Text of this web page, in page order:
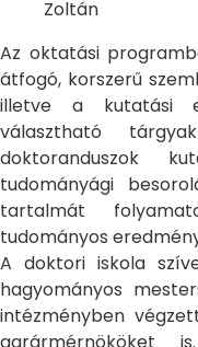
Zoltán
Az oktatási
átfogó, korszerű
illetve a kutatási
választható
doktoranduszok
tudományági
tartalmát
tudományos
A doktori iskola
hagyományos
intézményben